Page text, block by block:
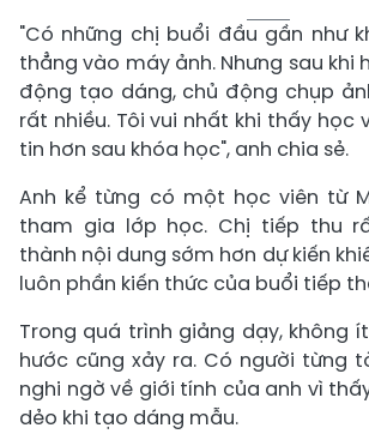
"Có những chị buổi đầu gần như
thẳng vào máy ảnh. Nhưng sau khi
động tạo dáng, chủ động chụp
rất nhiều. Tôi vui nhất khi thấy học
tin hơn sau khóa học", anh chia sẻ.
Anh kể từng có một học viên từ
tham gia lớp học. Chị tiếp thu
thành nội dung sớm hơn dự kiến
luôn phần kiến thức của buổi tiếp
Trong quá trình giảng dạy, không
hước cũng xảy ra. Có người từng
nghi ngờ về giới tính của anh vì
dẻo khi tạo dáng mẫu.